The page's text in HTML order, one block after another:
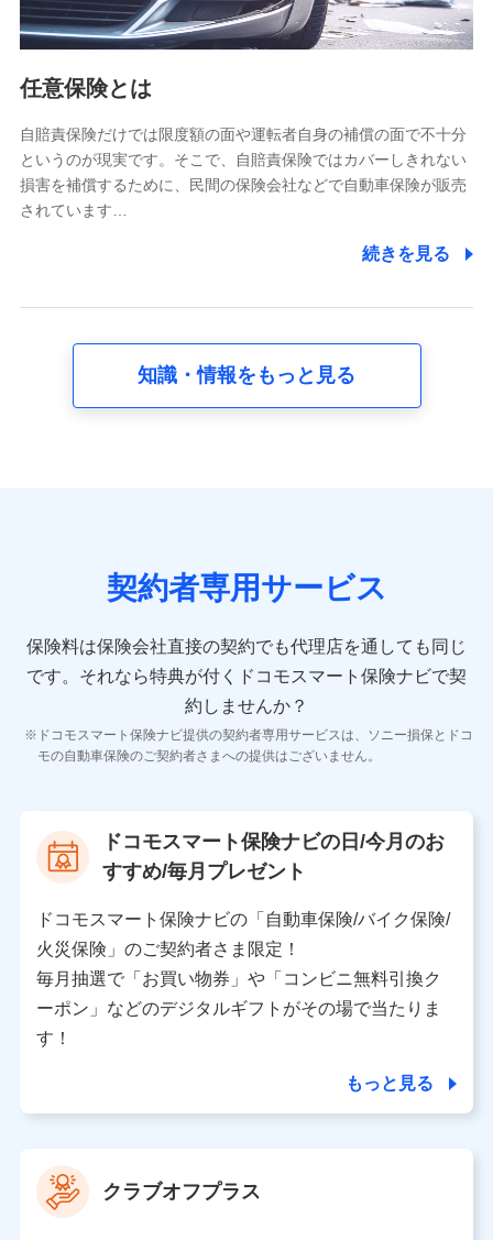
報。例として、dポイントカード番号、性別、年齢、家族
構成、住所、dポイント残高、dポイント利用履歴などが
含まれます。
当社又は株式会社NTTドコモが提供する各種サービスな
又は株式会社NTTドコモが提供する各種サービスのご契
約状態・ご利用履歴インターネット利用時の行動に関す
る情報、アプリケーション利用時の行動に関する情報、
購入されたサービスや商品の名称・購入場所・決済に関
する情報、アンケートの回答に関する情報などが含まれ
の内容、保険料、保険料のお支払方法、車のメーカーや
走行距離などの情報、建物の構造や築年数などの情報、
険契約に関する情報。例として、保険契約者及び被保険
者の氏名、住所、生年月日、性別、保険契約者と被保険
報、建物の構造や築年数などの情報、ペットの種類や年
齢などの情報などが含まれます。
【共同して利用する者の範囲】
当社
当社又は株式会社NTTドコモが提供する保険関連サービ
スにおけるユーザ登録受付および管理のため
を受けている保険会社・提携会社の保険その他に関する
情報を提供するため、また維持管理等の委託業務遂行の
ため、またそれらに付帯、関連する当社、株式会社NTT
ドコモおよび提携会社のサービスを案内、提供するため
（各サービスで取得したサービス利用履歴、ウェブサイ
トの閲覧履歴、購買履歴、ご契約内容等のパーソナルデ
ータを分析して、お客さまの趣味・嗜好・傾向に応じた
上記に係る案内・手続き・管理等付帯業務を行うため
【当該個人データの管理について責任を有する者の名称・住
所・代表者名】
任意保険とは
自賠責保険だけでは限度額の面や運転者自身の補償の面で不十分
というのが現実です。そこで、自賠責保険ではカバーしきれない
損害を補償するために、民間の保険会社などで自動車保険が販売
されています…
続きを見る
知識・情報をもっと見る
契約者専用サービス
保険料は保険会社直接の契約でも代理店を通しても同じ
です。 それなら特典が付くドコモスマート保険ナビで契
約しませんか？
ドコモスマート保険ナビ提供の契約者専用サービスは、ソニー損保とドコ
モの自動車保険のご契約者さまへの提供はございません。
ドコモスマート保険ナビの日/今月のお
すすめ/毎月プレゼント
ドコモスマート保険ナビの「自動車保険/バイク保険/
火災保険」のご契約者さま限定！
毎月抽選で「お買い物券」や「コンビニ無料引換ク
ーポン」などのデジタルギフトがその場で当たりま
す！
もっと見る
クラブオフプラス